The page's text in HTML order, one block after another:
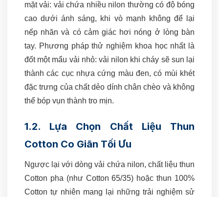
mặt vải: vải chứa nhiều nilon thường có độ bóng
cao dưới ánh sáng, khi vò mạnh không để lại
nếp nhăn và có cảm giác hơi nóng ở lòng bàn
tay. Phương pháp thử nghiệm khoa học nhất là
đốt một mẩu vải nhỏ: vải nilon khi cháy sẽ sun lại
thành các cục nhựa cứng màu đen, có mùi khét
đặc trưng của chất dẻo dính chân chèo và không
thể bóp vụn thành tro mịn.
1.2. Lựa Chọn Chất Liệu Thun
Cotton Co Giãn Tối Ưu
Ngược lại với dòng vải chứa nilon, chất liệu thun
Cotton pha (như Cotton 65/35) hoặc thun 100%
Cotton tự nhiên mang lại những trải nghiệm sử